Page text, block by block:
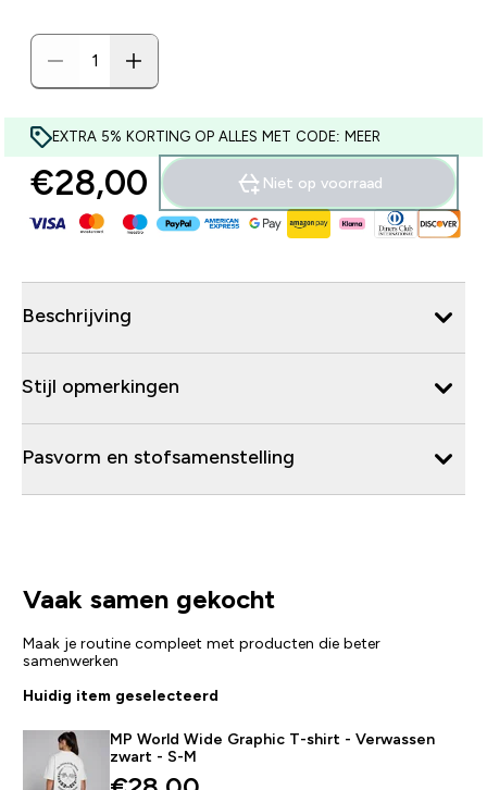
EXTRA 5% KORTING OP ALLES MET CODE: MEER
€28,00‎ Niet op voorraad
Beschrijving
Stijl opmerkingen
Pasvorm en stofsamenstelling
Vaak samen gekocht
Maak je routine compleet met producten die beter
samenwerken
Huidig item geselecteerd
MP World Wide Graphic T-shirt - Verwassen
zwart - S-M